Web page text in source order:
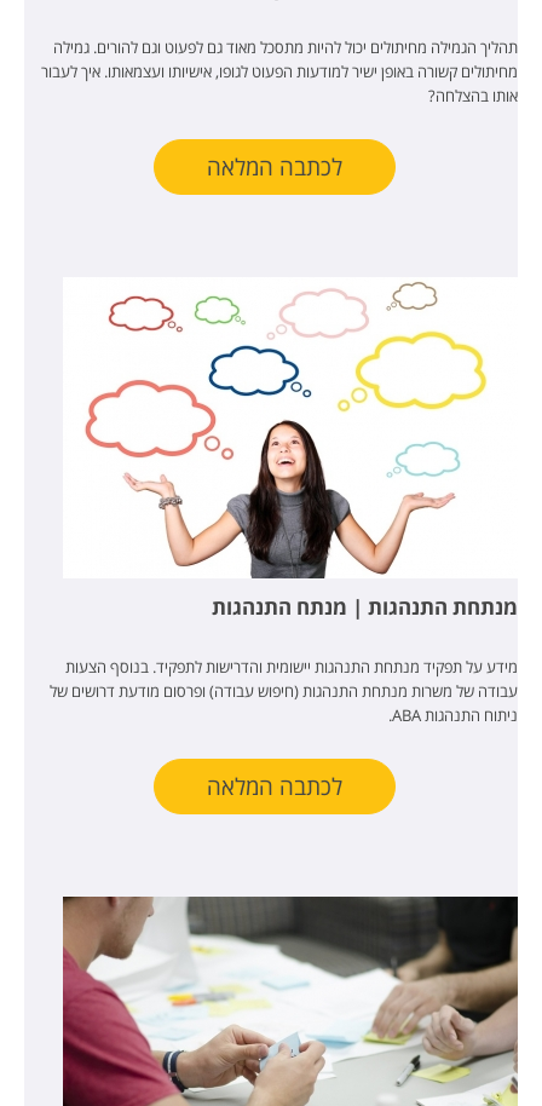
תהליך הגמילה מחיתולים יכול להיות מתסכל מאוד גם לפעוט וגם להורים. גמילה
מחיתולים קשורה באופן ישיר למודעות הפעוט לגופו, אישיותו ועצמאותו. איך לעבור
אותו בהצלחה?
לכתבה המלאה
מנתחת התנהגות | מנתח התנהגות
מידע על תפקיד מנתחת התנהגות יישומית והדרישות לתפקיד. בנוסף הצעות
עבודה של משרות מנתחת התנהגות (חיפוש עבודה) ופרסום מודעת דרושים של
ניתוח התנהגות ABA.
לכתבה המלאה